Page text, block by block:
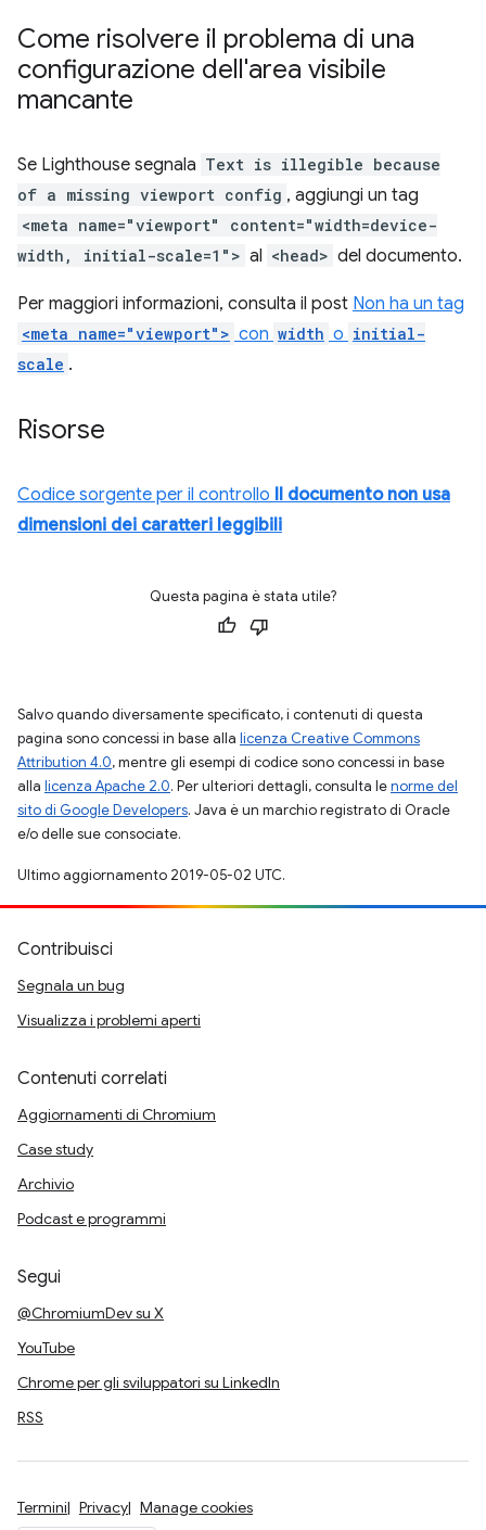
Come risolvere il problema di una
configurazione dell'area visibile
mancante
Se Lighthouse segnala Text is illegible because
of a missing viewport config , aggiungi un tag
<meta name="viewport" content="width=device-
width, initial-scale=1"> al <head> del documento.
Per maggiori informazioni, consulta il post Non ha un tag
<meta name="viewport"> con width o initial-
scale .
Risorse
Codice sorgente per il controllo Il documento non usa
dimensioni dei caratteri leggibili
Questa pagina è stata utile?
Salvo quando diversamente specificato, i contenuti di questa
pagina sono concessi in base alla licenza Creative Commons
Attribution 4.0, mentre gli esempi di codice sono concessi in base
alla licenza Apache 2.0. Per ulteriori dettagli, consulta lenorme del
sito di Google Developers. Java è un marchio registrato di Oracle
e/o delle sue consociate.
Ultimo aggiornamento 2019-05-02 UTC.
Contribuisci
Segnala un bug
Visualizza i problemi aperti
Contenuti correlati
Aggiornamenti di Chromium
Case study
Archivio
Podcast e programmi
Segui
@ChromiumDev su X
YouTube
Chrome per gli sviluppatori su LinkedIn
RSS
Termini Privacy Manage cookies